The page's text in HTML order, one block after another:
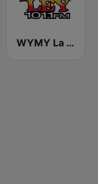
WYMY La Ley 101.1 FM